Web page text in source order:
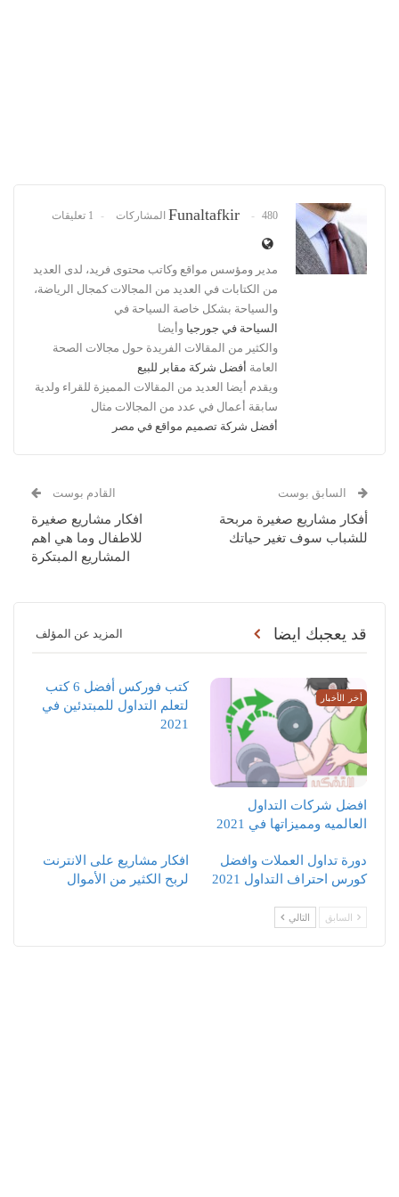
Funaltafkir 480 المشاركات 1 تعليقات
مدير ومؤسس مواقع وكاتب محتوى فريد، لدى العديد
من الكتابات في العديد من المجالات كمجال الرياضة،
والسياحة بشكل خاصة السياحة في
السياحة في جورجيا وأيضا
والكثير من المقالات الفريدة حول مجالات الصحة
العامة أفضل شركة مقابر للبيع
ويقدم أيضا العديد من المقالات المميزة للقراء ولدية
سابقة أعمال في عدد من المجالات مثال
أفضل شركة تصميم مواقع في مصر
السابق بوست
أفكار مشاريع صغيرة مربحة
للشباب سوف تغير حياتك
القادم بوست
افكار مشاريع صغيرة
للاطفال وما هي اهم
المشاريع المبتكرة
قد يعجبك ايضا المزيد عن المؤلف
أخر الأخبار
افضل شركات التداول
العالميه ومميزاتها في 2021
كتب فوركس أفضل 6 كتب
لتعلم التداول للمبتدئين في
2021
دورة تداول العملات وافضل
كورس احتراف التداول 2021
افكار مشاريع على الانترنت
لربح الكثير من الأموال
السابق التالي